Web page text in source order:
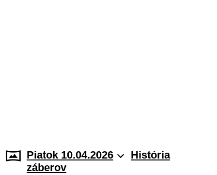
Piatok 10.04.2026
História
záberov